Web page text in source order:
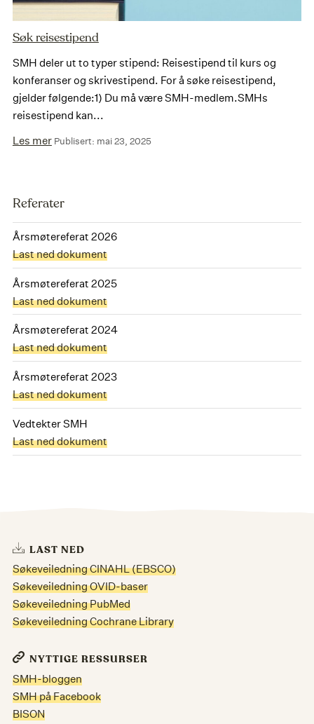
Søk reisestipend
SMH deler ut to typer stipend: Reisestipend til kurs og
konferanser og skrivestipend. For å søke reisestipend,
gjelder følgende:1) Du må være SMH-medlem.SMHs
reisestipend kan...
Les mer Publisert: mai 23, 2025
Referater
Årsmøtereferat 2026
Last ned dokument
Årsmøtereferat 2025
Last ned dokument
Årsmøtereferat 2024
Last ned dokument
Årsmøtereferat 2023
Last ned dokument
Vedtekter SMH
Last ned dokument
LAST NED
Søkeveiledning CINAHL (EBSCO)
Søkeveiledning OVID-baser
Søkeveiledning PubMed
Søkeveiledning Cochrane Library
NYTTIGE RESSURSER
SMH-bloggen
SMH på Facebook
BISON